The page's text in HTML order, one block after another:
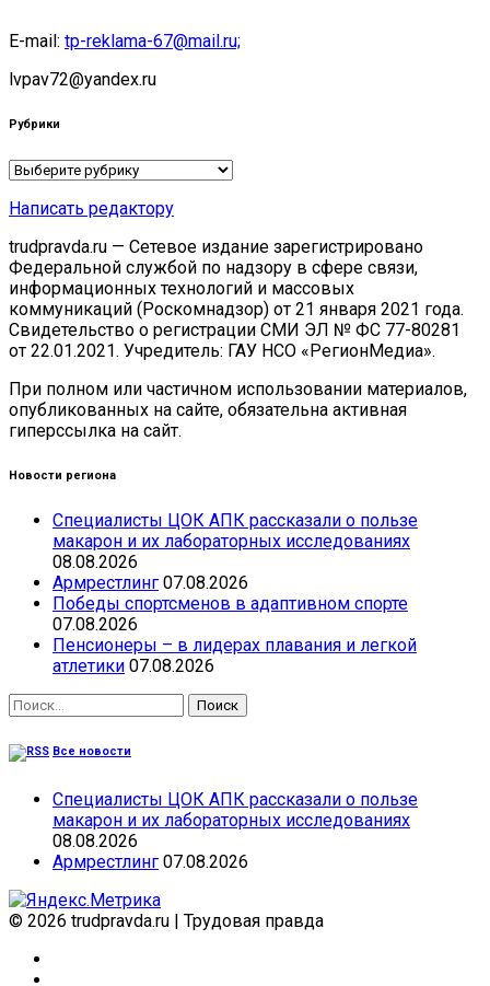
E-mail: tp-reklama-67@mail.ru;
lvpav72@yandex.ru
Рубрики
Рубрики
Написать редактору
trudpravda.ru — Сетевое издание зарегистрировано
Федеральной службой по надзору в сфере связи,
информационных технологий и массовых
коммуникаций (Роскомнадзор) от 21 января 2021 года.
Свидетельство о регистрации СМИ ЭЛ № ФС 77-80281
от 22.01.2021. Учредитель: ГАУ НСО «РегионМедиа».
При полном или частичном использовании материалов,
опубликованных на сайте, обязательна активная
гиперссылка на сайт.
Новости региона
Специалисты ЦОК АПК рассказали о пользе
макарон и их лабораторных исследованиях
08.08.2026
Армрестлинг 07.08.2026
Победы спортсменов в адаптивном спорте
07.08.2026
Пенсионеры – в лидерах плавания и легкой
атлетики 07.08.2026
Найти:
Все новости
Специалисты ЦОК АПК рассказали о пользе
макарон и их лабораторных исследованиях
08.08.2026
Армрестлинг 07.08.2026
© 2026 trudpravda.ru Трудовая правда